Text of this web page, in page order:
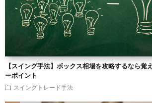
【スイング手法】ボックス相場を攻略するなら覚
ーポイント
スイングトレード手法